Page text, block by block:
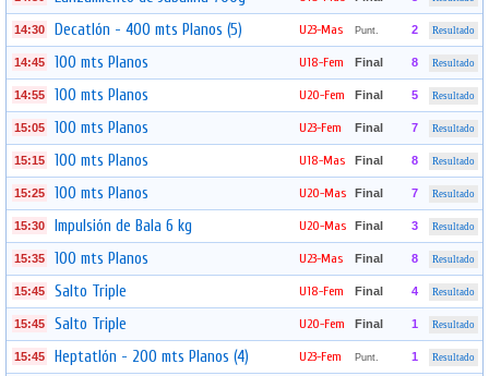
14:30 Decatlón - 400 mts Planos (5) U23-Mas Punt. 2 Resultado
14:45 100 mts Planos U18-Fem Final 8 Resultado
14:55 100 mts Planos U20-Fem Final 5 Resultado
15:05 100 mts Planos U23-Fem Final 7 Resultado
15:15 100 mts Planos U18-Mas Final 8 Resultado
15:25 100 mts Planos U20-Mas Final 7 Resultado
15:30 Impulsión de Bala 6 kg U20-Mas Final 3 Resultado
15:35 100 mts Planos U23-Mas Final 8 Resultado
15:45 Salto Triple U18-Fem Final 4 Resultado
15:45 Salto Triple U20-Fem Final 1 Resultado
15:45 Heptatlón - 200 mts Planos (4) U23-Fem Punt. 1 Resultado